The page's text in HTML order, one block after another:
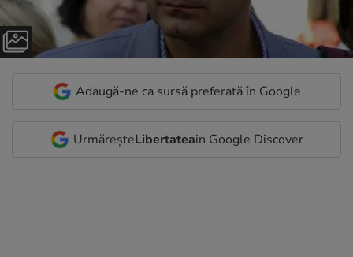
Adaugă-ne ca sursă preferată în Google
UrmăreșteLibertateain Google Discover